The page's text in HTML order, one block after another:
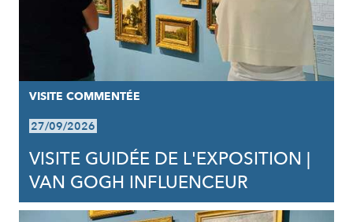
VISITE COMMENTÉE
27/09/2026
VISITE GUIDÉE DE L'EXPOSITION |
VAN GOGH INFLUENCEUR